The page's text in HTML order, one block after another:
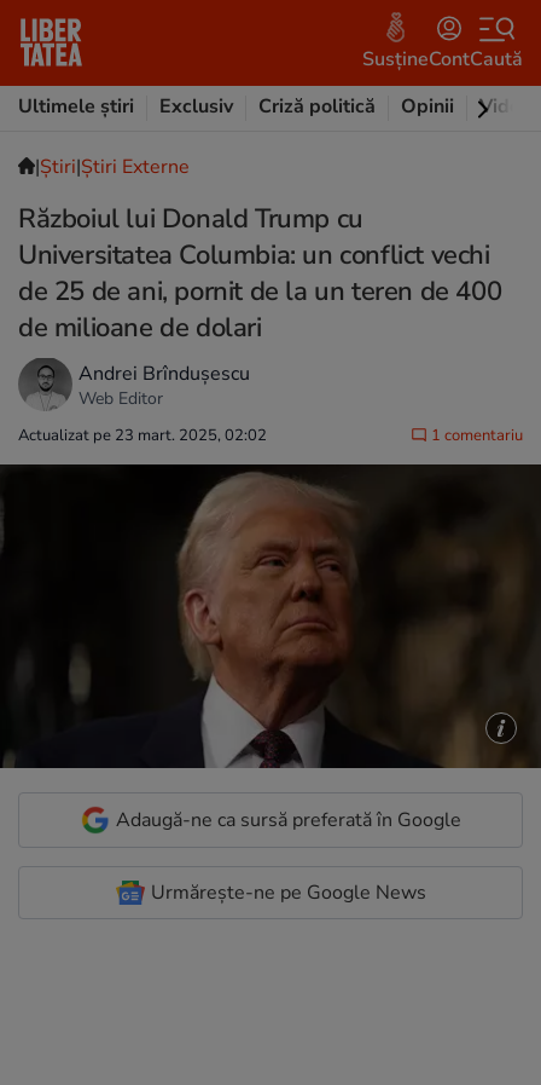
SusțineContCaută
Ultimele știri
Exclusiv Criză politică Opinii Video
|Ştiri|Știri Externe
Războiul lui Donald Trump cu
Universitatea Columbia: un conflict vechi
de 25 de ani, pornit de la un teren de 400
de milioane de dolari
Andrei Brîndușescu
Web Editor
Actualizat pe 23 mart. 2025, 02:02 1 comentariu
Adaugă-ne ca sursă preferată în Google
Urmărește-ne pe Google News